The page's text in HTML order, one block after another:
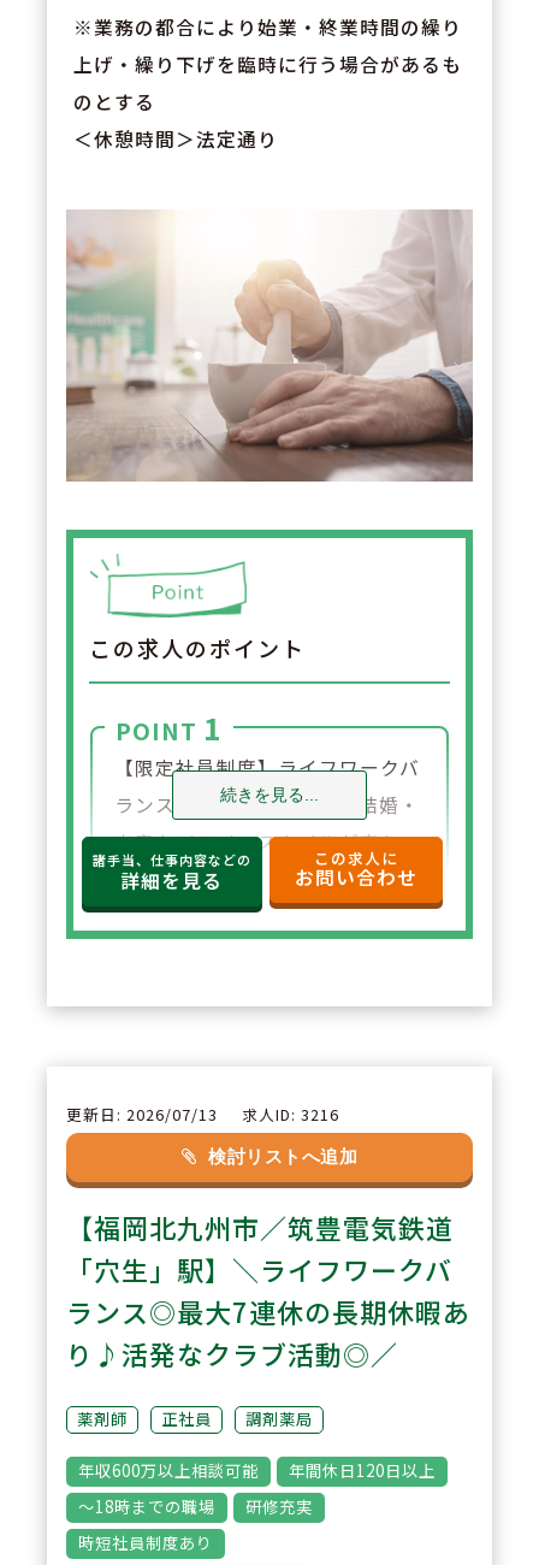
※業務の都合により始業・終業時間の繰り
上げ・繰り下げを臨時に行う場合があるも
のとする
＜休憩時間＞法定通り
この求人のポイント
POINT 1
【限定社員制度】ライフワークバ
ランスを重視されており、結婚・
出産などライフスタイルが変わっ
た場合、社員区分を変更する事が
出来ます。
POINT2
が取得できます。また分割で取得
も可能でありご自身にあった休暇
が取得できます。
POINT 3
【教育研修制度】「できる人」よ
り「やりたい人」を求められてお
ジョンを想像できるような充実し
た教育制度がございます。
続きを見る...
諸手当、仕事内容などの
詳細を見る
この求人に
お問い合わせ
更新日: 2026/07/13 求人ID: 3216
検討リストへ追加
【福岡北九州市／筑豊電気鉄道
「穴生」駅】＼ライフワークバ
ランス◎最大7連休の長期休暇あ
り♪活発なクラブ活動◎／
薬剤師 正社員 調剤薬局
年収600万以上相談可能
年間休日120日以上
～18時までの職場
研修充実
時短社員制度あり